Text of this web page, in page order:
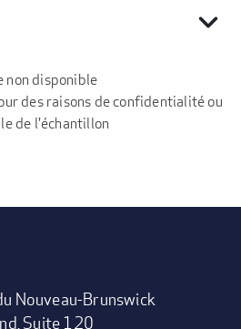
expand_more
non disponible
des raisons de confidentialité ou
de l'échantillon
Nouveau-Brunswick
Suite 120